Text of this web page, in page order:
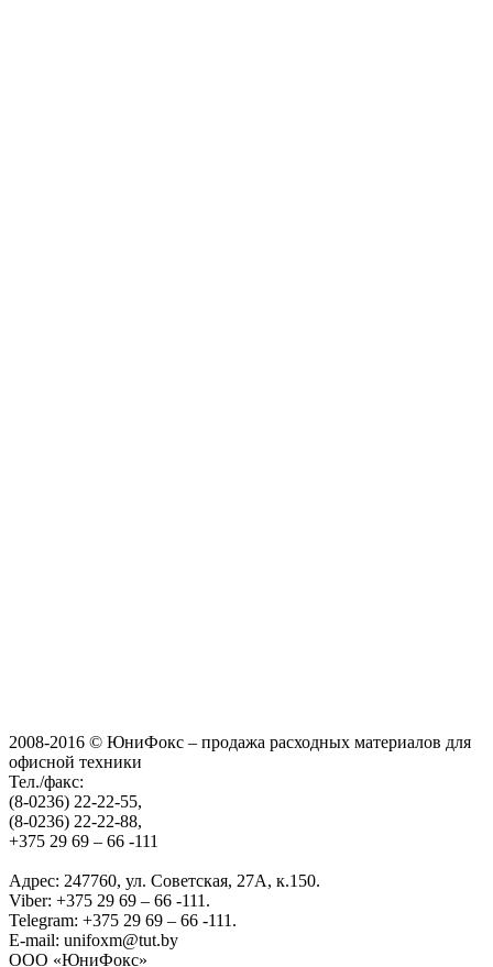
2008-2016 © ЮниФокс – продажа расходных материалов для
офисной техники
Тел./факс:
(8-0236) 22-22-55,
(8-0236) 22-22-88,
+375 29 69 – 66 -111
Адрес: 247760, ул. Советская, 27А, к.150.
Viber: +375 29 69 – 66 -111.
Telegram: +375 29 69 – 66 -111.
E-mail: unifoxm@tut.by
ООО «ЮниФокс»